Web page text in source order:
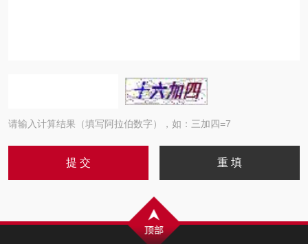
请输入计算结果（填写阿拉伯数字），如：三加四=7